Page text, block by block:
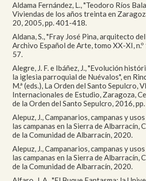
Aldama Fernández, L., "Teodoro Ríos
Viviendas de los años treinta en
20, 2005, pp. 401-418.
Aldana, S., "Fray José Pina, arquitecto
Archivo Español de Arte, tomo XX-XI,
57.
Alegre, J. F. e Ibáñez, J., "Evolución
la iglesia parroquial de Nuévalos", en
M.ª (eds.), La Orden del Santo Sepulcro,
Internacionales de Estudio, Zaragoza,
de la Orden del Santo Sepulcro, 2016,
Alepuz, J., Campanarios, campanas y
las campanas en la Sierra de Albarracín,
de la Comunidad de Albarracín, 2020.
Alepuz, J., Campanarios, campanas y
las campanas en la Sierra de Albarracín,
de la Comunidad de Albarracín, 2020.